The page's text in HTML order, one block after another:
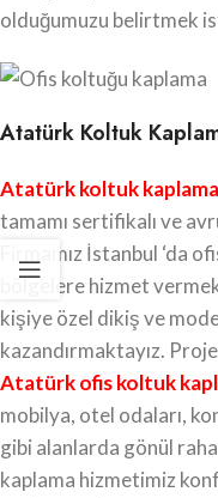
olduğumuzu belirtmek
Atatürk Koltuk
Atatürk koltuk kaplama
tamamı sertifikalı ve
Firmamız İstanbul ‘da
bölgelere hizmet
kişiye özel dikiş ve
kazandırmaktayız.
Atatürk ofis koltuk
mobilya, otel odaları,
gibi alanlarda gönül
kaplama hizmetimiz